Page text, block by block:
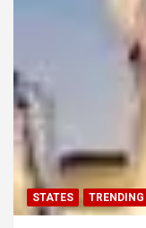
STATES TRENDING